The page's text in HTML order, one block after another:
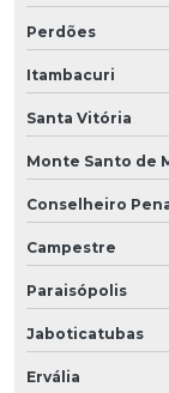
Perdões
Itambacuri
Santa Vitória
Monte Santo de
Conselheiro
Campestre
Paraisópolis
Jaboticatubas
Ervália